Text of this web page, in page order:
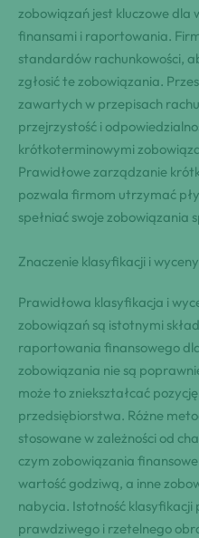
zobowiązań jest kluczowe dla
finansami i raportowania.
standardów rachunkowości,
zgłosić te zobowiązania.
zawartych w przepisach
przejrzystość i
krótkoterminowymi
Prawidłowe zarządzanie
pozwala firmom utrzymać
spełniać swoje zobowiązania
Znaczenie klasyfikacji i wyceny
Prawidłowa klasyfikacja i
zobowiązań są istotnymi
raportowania finansowego
zobowiązania nie są
może to zniekształcać
przedsiębiorstwa. Różne
stosowane w zależności od
czym zobowiązania
wartość godziwą, a inne
nabycia. Istotność
prawdziwego i rzetelnego